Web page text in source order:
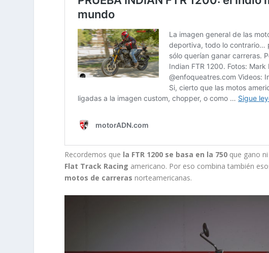
Recordemos que la FTR 1200 se basa en la 750 que gano
Flat Track Racing americano. Por eso combina también
motos de carreras norteamericanas.